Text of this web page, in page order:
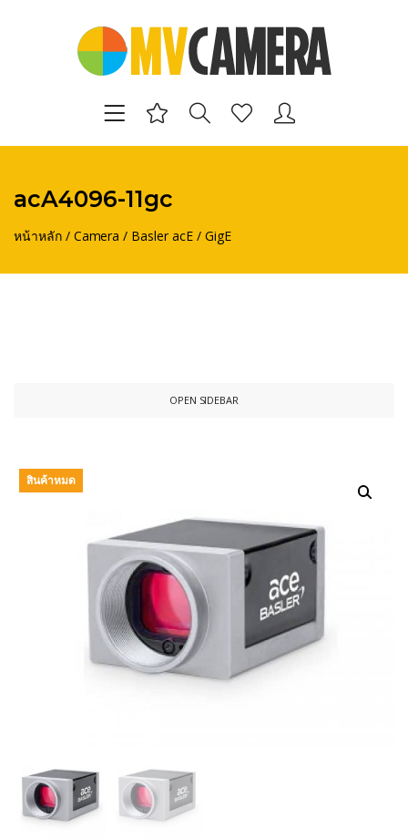
acA4096-11gc
หน้าหลัก/ Camera / Basler acE/ GigE
OPEN SIDEBAR
สินค้าหมด